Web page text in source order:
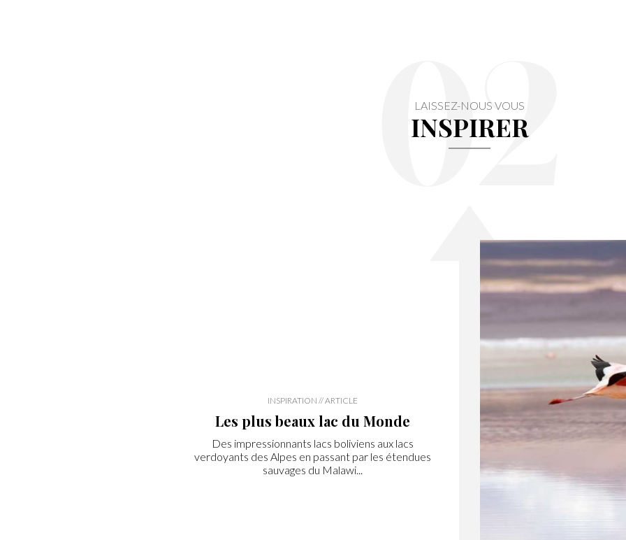
02
LAISSEZ-NOUS VOUS
INSPIRER
INSPIRATION // ARTICLE
Les plus beaux lac du Monde
Des impressionnants lacs boliviens aux lacs
verdoyants des Alpes en passant par les étendues
sauvages du Malawi...